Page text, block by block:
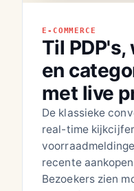
E-COMMERCE
Til
en
met live
De klassieke
real-time
recente
Bezoekers zien